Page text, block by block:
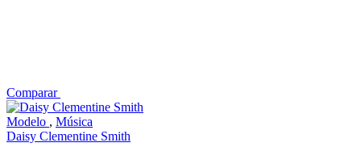
Comparar
Modelo , Música
Daisy Clementine Smith